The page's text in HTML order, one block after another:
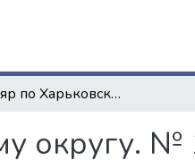
Циркуляр по Харьковскому учебному округу. № 16. – 31 августа 1863 года
округу. №